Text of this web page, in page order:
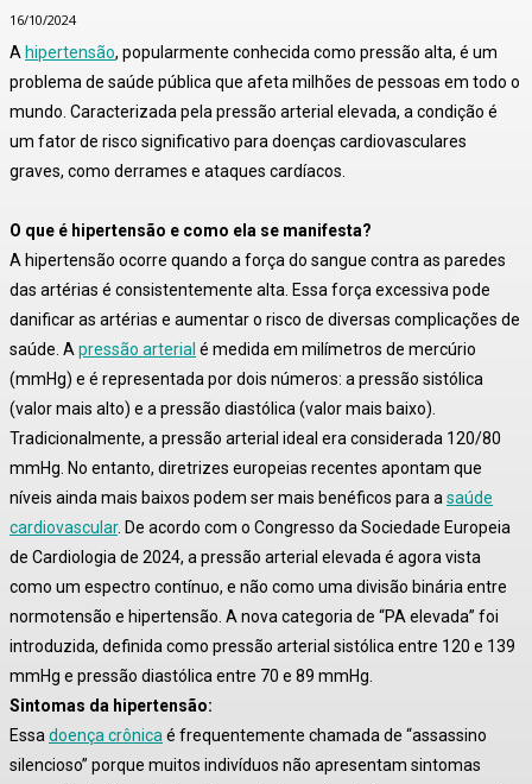
16/10/2024
A hipertensão, popularmente conhecida como pressão alta, é um
problema de saúde pública que afeta milhões de pessoas em todo o
mundo . Caracterizada pela pressão arterial elevada, a condição é
um fator de risco significativo para doenças cardiovasculares
graves, como derrames e ataques cardíacos
O que é hipertensão e como ela se manifesta?
A hipertensão ocorre quando a força do sangue contra as paredes
das artérias é consistentemente alta . Essa força excessiva pode
danificar as artérias e aumentar o risco de diversas complicações de
saúde . A pressão arterial é medida em milímetros de mercúrio
(mmHg) e é representada por dois números: a pressão sistólica
(valor mais alto) e a pressão diastólica (valor mais baixo)
Tradicionalmente, a pressão arterial ideal era considerada 120/80
mmHg. No entanto, diretrizes europeias recentes apontam que
níveis ainda mais baixos podem ser mais benéficos para a saúde
cardiovascular. De acordo com o Congresso da Sociedade Europeia
de Cardiologia de 2024, a pressão arterial elevada é agora vista
como um espectro contínuo, e não como uma divisão binária entre
normotensão e hipertensão . A nova categoria de “PA elevada” foi
introduzida, definida como pressão arterial sistólica entre 120 e 139
mmHg e pressão diastólica entre 70 e 89 mmHg
Sintomas da hipertensão:
Essa doença crônica é frequentemente chamada de “assassino
silencioso” porque muitos indivíduos não apresentam sintomas